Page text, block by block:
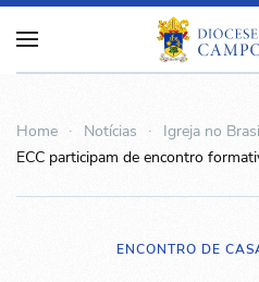
Home Notícias Igreja no
ECC participam de encontro
ENCONTRO DE